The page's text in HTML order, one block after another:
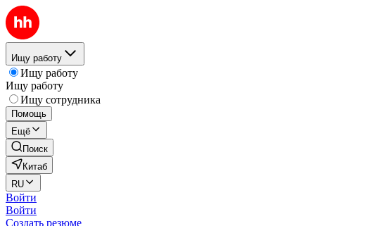
Ищу работу
Ищу работу
Ищу работу
Ищу сотрудника
Помощь
Ещё
Поиск
Китаб
RU
Войти
Войти
Создать резюме